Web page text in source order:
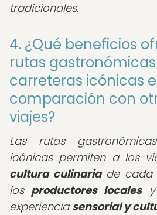
tradicionales.
4. ¿Qué beneficios
rutas
carreteras icónicas
comparación con
viajes?
Las rutas
icónicas permiten a los
cultura culinariade cada
los productores localesy
experiencia sensorial y